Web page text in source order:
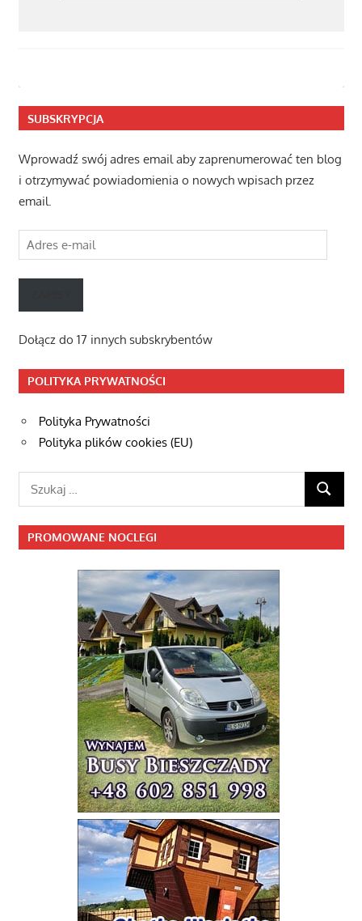
SUBSKRYPCJA
Wprowadź swój adres email aby zaprenumerować ten blog
i otrzymywać powiadomienia o nowych wpisach przez
email.
Adres
e-
mail
Dołącz do 17 innych subskrybentów
POLITYKA PRYWATNOŚCI
Polityka Prywatności
Polityka plików cookies (EU)
SZUKAJ
PROMOWANE NOCLEGI